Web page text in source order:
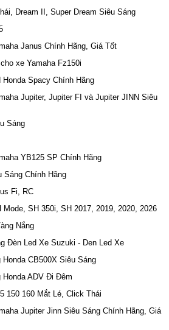
Dream II, Super Dream Siêu Sáng
Janus Chính Hãng, Giá Tốt
xe Yamaha Fz150i
Spacy Chính Hãng
Jupiter, Jupiter FI và Jupiter JINN Siêu
Sáng
YB125 SP Chính Hãng
Sáng Chính Hãng
Fi, RC
Mode, SH 350i, SH 2017, 2019, 2020, 2026
Nắng
Đèn Led Xe Suzuki - Den Led Xe
CB500X Siêu Sáng
Honda ADV Đi Đêm
150 160 Mắt Lé, Click Thái
Jupiter Jinn Siêu Sáng Chính Hãng, Giá